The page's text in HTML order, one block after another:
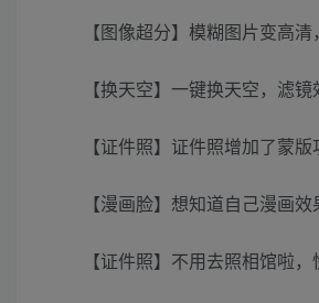
【图像超分】模糊图片变高
【换天空】一键换天空，滤
【证件照】证件照增加了蒙
【漫画脸】想知道自己漫画
【证件照】不用去照相馆啦